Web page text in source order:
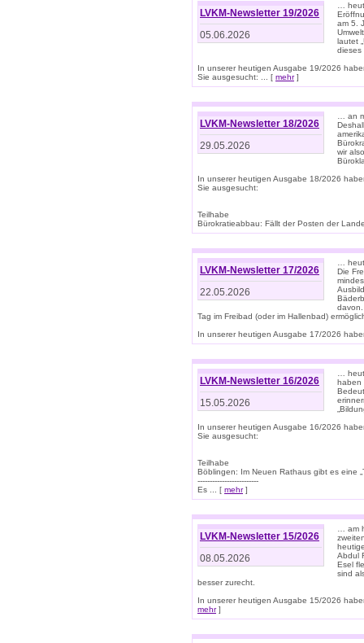
LVKM-Newsletter 19/2026
05.06.2026
…
am 5.
lautet
dieses
In unserer heutigen Ausgabe 19/2026
Sie ausgesucht: ... [ mehr]
LVKM-Newsletter 18/2026
29.05.2026
… an
wir
In unserer heutigen Ausgabe 18/2026
Sie ausgesucht:
Teilhabe
Bürokratieabbau: Fällt der Posten der
LVKM-Newsletter 17/2026
22.05.2026
…
Die
davon.
Tag im Freibad (oder im Hallenbad)
In unserer heutigen Ausgabe 17/2026
LVKM-Newsletter 16/2026
15.05.2026
…
haben
In unserer heutigen Ausgabe 16/2026
Sie ausgesucht:
Teilhabe
Böblingen: Im Neuen Rathaus gibt es eine
-------------------------
Es ... [ mehr]
LVKM-Newsletter 15/2026
08.05.2026
… am
Abdul
Esel
sind
besser zurecht.
In unserer heutigen Ausgabe 15/2026
mehr]